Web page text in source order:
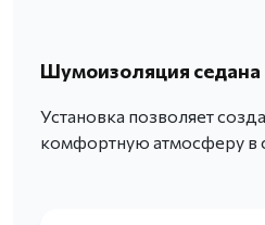
Шумоизоляция седана
Установка позволяет
комфортную атмосферу в